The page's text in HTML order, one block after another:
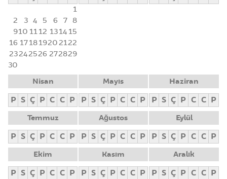
1
2
3 4 5 6 7 8
910 1112 1314 15
16 171819202122
23242526 272829
30
Nisan
P S Ç P C C P
Mayıs
P S Ç P C C P
Haziran
P S Ç P C C P
Temmuz
P S Ç P C C P
Ağustos
P S Ç P C C P
Eylül
P S Ç P C C P
Ekim
P S Ç P C C P
Kasım
P S Ç P C C P
Aralık
P S Ç P C C P